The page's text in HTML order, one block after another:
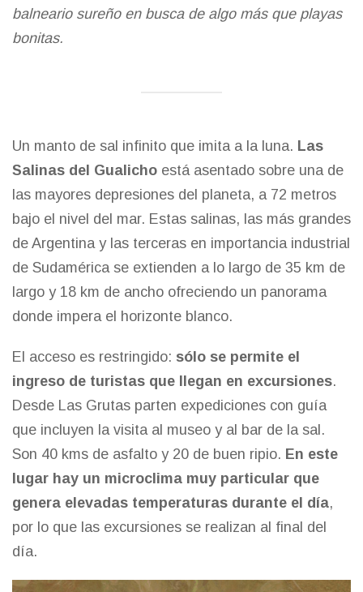
balneario sureño en busca de algo más que playas
bonitas.
Un manto de sal infinito que imita a la luna. Las
Salinas del Gualicho está asentado sobre una de
las mayores depresiones del planeta, a 72 metros
bajo el nivel del mar. Estas salinas, las más grandes
de Argentina y las terceras en importancia industrial
de Sudamérica se extienden a lo largo de 35 km de
largo y 18 km de ancho ofreciendo un panorama
donde impera el horizonte blanco.
El acceso es restringido: sólo se permite el
ingreso de turistas que llegan en excursiones.
Desde Las Grutas parten expediciones con guía
que incluyen la visita al museo y al bar de la sal.
Son 40 kms de asfalto y 20 de buen ripio. En este
lugar hay un microclima muy particular que
genera elevadas temperaturas durante el día,
por lo que las excursiones se realizan al final del
día.